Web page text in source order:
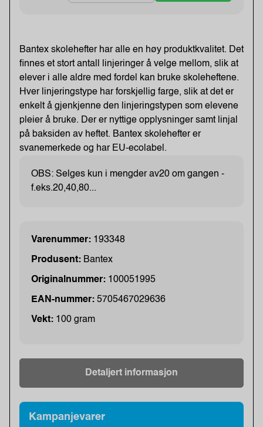
Bantex skolehefter har alle en høy produktkvalitet. Det
finnes et stort antall linjeringer å velge mellom, slik at
elever i alle aldre med fordel kan bruke skoleheftene.
Hver linjeringstype har forskjellig farge, slik at det er
enkelt å gjenkjenne den linjeringstypen som elevene
pleier å bruke. Der er nyttige opplysninger samt linjal
på baksiden av heftet. Bantex skolehefter er
svanemerkede og har EU-ecolabel.
OBS: Selges kun i mengder av20 om gangen -
f.eks.20,40,80...
Varenummer: 193348
Produsent: Bantex
Originalnummer: 100051995
EAN-nummer: 5705467029636
Vekt: 100 gram
Detaljert informasjon
Kampanjevarer